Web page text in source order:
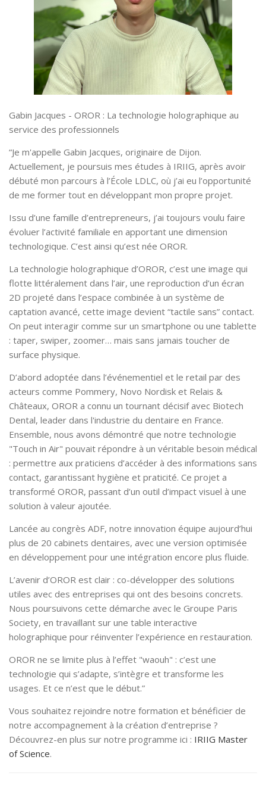
Gabin Jacques - OROR : La technologie holographique au
service des professionnels
“Je m'appelle Gabin Jacques, originaire de Dijon.
Actuellement, je poursuis mes études à IRIIG, après avoir
débuté mon parcours à l’École LDLC, où j’ai eu l’opportunité
de me former tout en développant mon propre projet.
Issu d’une famille d’entrepreneurs, j’ai toujours voulu faire
évoluer l’activité familiale en apportant une dimension
technologique. C’est ainsi qu’est née OROR.
La technologie holographique d’OROR, c’est une image qui
flotte littéralement dans l’air, une reproduction d’un écran
2D projeté dans l’espace combinée à un système de
captation avancé, cette image devient “tactile sans” contact.
On peut interagir comme sur un smartphone ou une tablette
: taper, swiper, zoomer… mais sans jamais toucher de
surface physique.
D’abord adoptée dans l’événementiel et le retail par des
acteurs comme Pommery, Novo Nordisk et Relais &
Châteaux, OROR a connu un tournant décisif avec Biotech
Dental, leader dans l'industrie du dentaire en France.
Ensemble, nous avons démontré que notre technologie
"Touch in Air" pouvait répondre à un véritable besoin médical
: permettre aux praticiens d’accéder à des informations sans
contact, garantissant hygiène et praticité. Ce projet a
transformé OROR, passant d’un outil d’impact visuel à une
solution à valeur ajoutée.
Lancée au congrès ADF, notre innovation équipe aujourd’hui
plus de 20 cabinets dentaires, avec une version optimisée
en développement pour une intégration encore plus fluide.
L’avenir d’OROR est clair : co-développer des solutions
utiles avec des entreprises qui ont des besoins concrets.
Nous poursuivons cette démarche avec le Groupe Paris
Society, en travaillant sur une table interactive
holographique pour réinventer l’expérience en restauration.
OROR ne se limite plus à l’effet "waouh" : c’est une
technologie qui s’adapte, s’intègre et transforme les
usages. Et ce n’est que le début.”
Vous souhaitez rejoindre notre formation et bénéficier de
notre accompagnement à la création d’entreprise ?
Découvrez-en plus sur notre programme ici : IRIIG Master
of Science.